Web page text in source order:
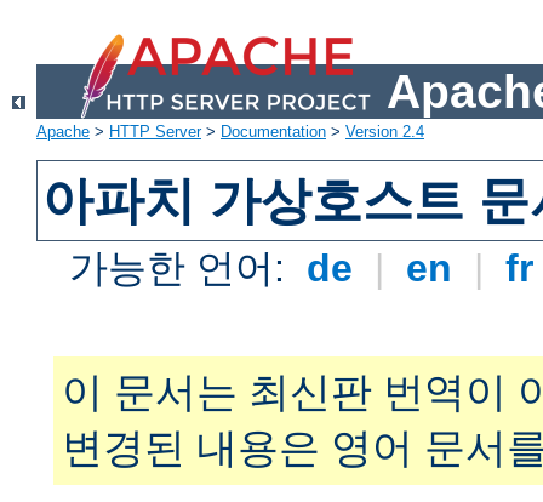
Apache > HTTP Server> Documentation > Version 2.4
아파치 가상호스트 문
가능한 언어: de | en |
이 문서는 최신판 번역이
변경된 내용은 영어 문서